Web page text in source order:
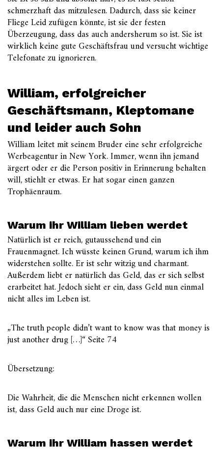
schmerzhaft das mitzulesen. Dadurch, dass sie keiner
Fliege Leid zufügen könnte, ist sie der festen
Überzeugung, dass das auch andersherum so ist. Sie ist
wirklich keine gute Geschäftsfrau und versucht wichtige
Telefonate zu ignorieren.
William, erfolgreicher
Geschäftsmann, Kleptomane
und leider auch Sohn
William leitet mit seinem Bruder eine sehr erfolgreiche
Werbeagentur in New York. Immer, wenn ihn jemand
ärgert oder er die Person positiv in Erinnerung behalten
will, stiehlt er etwas. Er hat sogar einen ganzen
Trophäenraum.
Warum ihr William lieben werdet
Natürlich ist er reich, gutaussehend und ein
Frauenmagnet. Ich wüsste keinen Grund, warum ich ihm
widerstehen sollte. Er ist sehr witzig und charmant.
Außerdem liebt er natürlich das Geld, das er sich selbst
erarbeitet hat. Jedoch sieht er ein, dass Geld nun einmal
nicht alles im Leben ist.
„The truth people didn’t want to know was that money is
just another drug […]“ Seite 74
Übersetzung:
Die Wahrheit, die die Menschen nicht erkennen wollen
ist, dass Geld auch nur eine Droge ist.
Warum ihr William hassen werdet